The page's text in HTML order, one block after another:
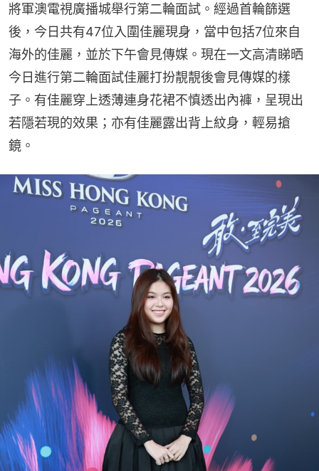
將軍澳電視廣播城舉行第二輪面試。經過首輪篩選
後，今日共有47位入圍佳麗現身，當中包括7位來自
海外的佳麗，並於下午會見傳媒。現在一文高清睇晒
今日進行第二輪面試佳麗打扮靚靚後會見傳媒的樣
子。有佳麗穿上透薄連身花裙不慎透出內褲，呈現出
若隱若現的效果；亦有佳麗露出背上紋身，輕易搶
鏡。